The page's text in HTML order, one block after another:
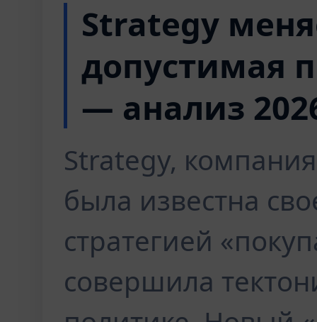
Strategy
допустимая
— анализ
Strategy,
была известна
стратегией
совершила